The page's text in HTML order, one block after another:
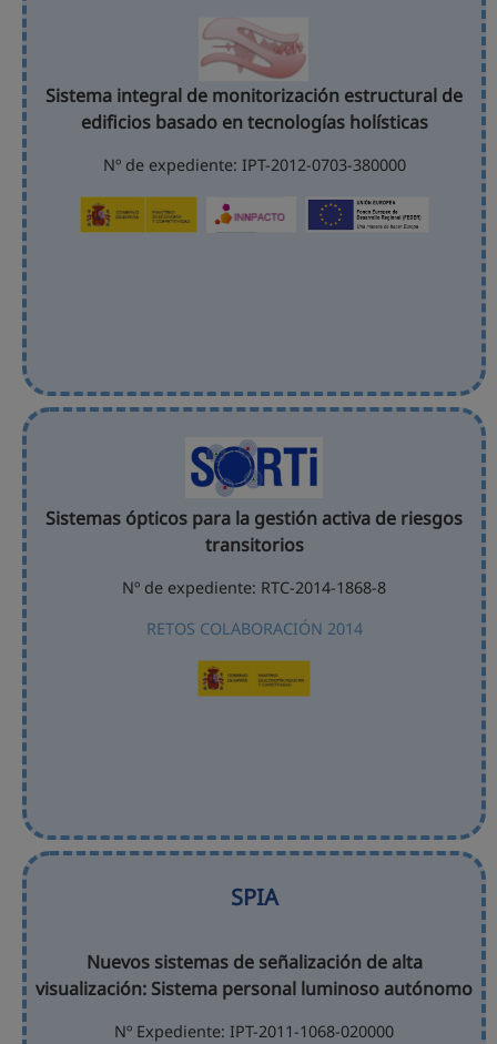
Sistema integral de monitorización estructural de
edificios basado en tecnologías holísticas
Nº de expediente: IPT-2012-0703-380000
Sistemas ópticos para la gestión activa de riesgos
transitorios
Nº de expediente: RTC-2014-1868-8
RETOS COLABORACIÓN 2014
SPIA
Nuevos sistemas de señalización de alta
visualización: Sistema personal luminoso autónomo
Nº Expediente: IPT-2011-1068-020000